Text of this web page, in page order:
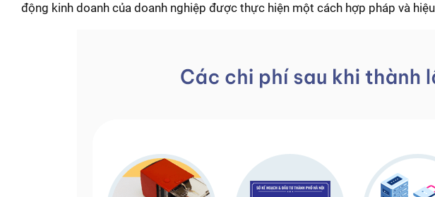
động kinh doanh của doanh nghiệp được thực hiện một cách hợp pháp và